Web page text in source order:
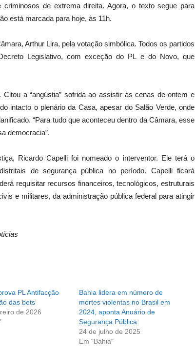
de extrema direita. Agora, o texto segue para
está marcada para hoje, às 11h.
Arthur Lira, pela votação simbólica. Todos os partidos
Legislativo, com exceção do PL e do Novo, que
a “angústia” sofrida ao assistir às cenas de ontem e
intacto o plenário da Casa, apesar do Salão Verde, onde
“Para tudo que aconteceu dentro da Câmara, esse
democracia”.
Ricardo Capelli foi nomeado o interventor. Ele terá o
de segurança pública no período. Capelli ficará
requisitar recursos financeiros, tecnológicos, estruturais
e militares, da administração pública federal para atingir
PL Antifacção
das bets
de 2026
Bahia lidera em número de
mortes violentas no Brasil em
2024, aponta Anuário de
Segurança Pública
24 de julho de 2025
Em "Bahia"